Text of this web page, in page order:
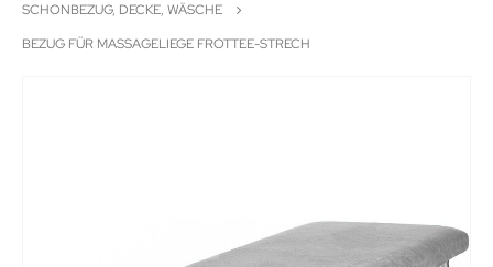
SCHONBEZUG, DECKE, WÄSCHE
BEZUG FÜR MASSAGELIEGE FROTTEE-STRECH